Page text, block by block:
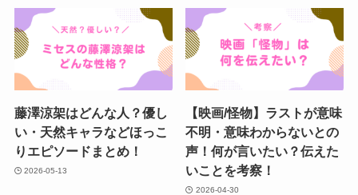
藤澤涼架はどんな人？優し
い・天然キャラなどほっこ
りエピソードまとめ！
2026-05-13
【映画/怪物】ラストが意味
不明・意味わからないとの
声！何が言いたい？伝えた
いことを考察！
2026-04-30